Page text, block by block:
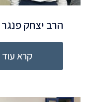
הרב יצחק
קרא עוד